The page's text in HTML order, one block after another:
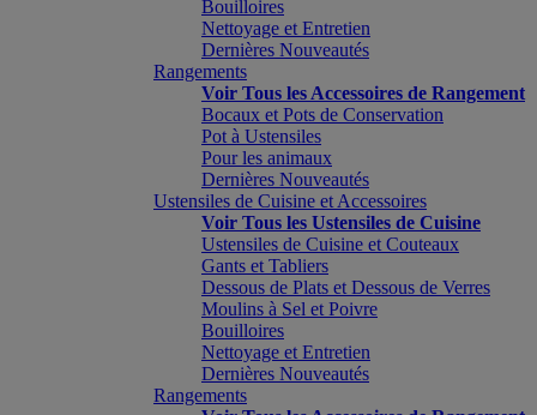
Bouilloires
Nettoyage et Entretien
Dernières Nouveautés
Rangements
Voir Tous les Accessoires de Rangement
Bocaux et Pots de Conservation
Pot à Ustensiles
Pour les animaux
Dernières Nouveautés
Ustensiles de Cuisine et Accessoires
Voir Tous les Ustensiles de Cuisine
Ustensiles de Cuisine et Couteaux
Gants et Tabliers
Dessous de Plats et Dessous de Verres
Moulins à Sel et Poivre
Bouilloires
Nettoyage et Entretien
Dernières Nouveautés
Rangements